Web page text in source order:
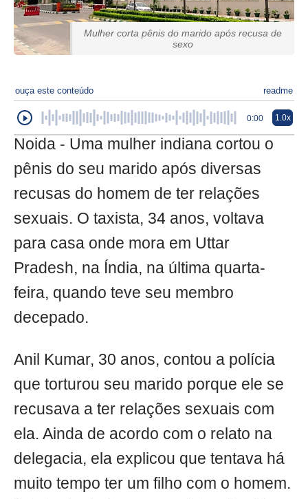
Mulher corta pênis do marido após recusa de
sexo
ouça este conteúdo readme
0:00 1.0x
Noida - Uma mulher indiana cortou o
pênis do seu marido após diversas
recusas do homem de ter relações
sexuais. O taxista, 34 anos, voltava
para casa onde mora em Uttar
Pradesh, na Índia, na última quarta-
feira, quando teve seu membro
decepado.
Anil Kumar, 30 anos, contou a polícia
que torturou seu marido porque ele se
recusava a ter relações sexuais com
ela. Ainda de acordo com o relato na
delegacia, ela explicou que tentava há
muito tempo ter um filho com o homem.